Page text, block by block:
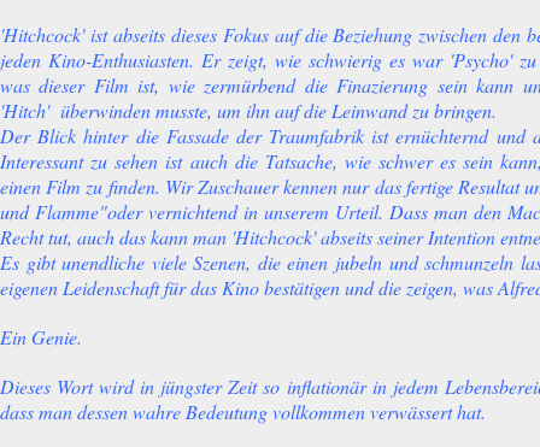
'Hitchcock' ist abseits dieses Fokus auf die Beziehung zwischen den
jeden Kino-Enthusiasten. Er zeigt, wie schwierig es war 'Psycho'
was dieser Film ist, wie zermürbend die Finazierung sein kann
'Hitch' überwinden musste, um ihn auf die Leinwand zu bringen.
Der Blick hinter die Fassade der Traumfabrik ist ernüchternd und
Interessant zu sehen ist auch die Tatsache, wie schwer es sein
einen Film zu finden. Wir Zuschauer kennen nur das fertige Resultat
und Flamme"oder vernichtend in unserem Urteil. Dass man den
Recht tut, auch das kann man 'Hitchcock' abseits seiner Intention
Es gibt unendliche viele Szenen, die einen jubeln und schmunzeln
eigenen Leidenschaft für das Kino bestätigen und die zeigen, was
Ein Genie.
Dieses Wort wird in jüngster Zeit so inflationär in jedem
dass man dessen wahre Bedeutung vollkommen verwässert hat.